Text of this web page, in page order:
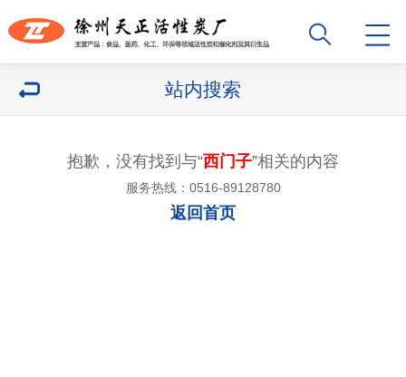
站内搜索
抱歉，没有找到与“西门子”相关的内容
服务热线：0516-89128780
返回首页